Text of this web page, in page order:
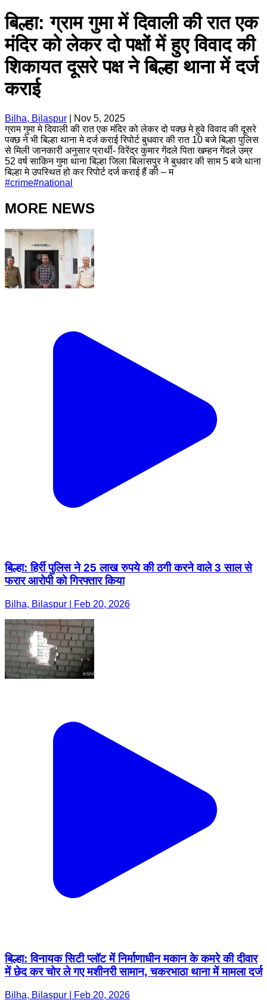
बिल्हा: ग्राम गुमा में दिवाली की रात एक
मंदिर को लेकर दो पक्षों में हुए विवाद की
शिकायत दूसरे पक्ष ने बिल्हा थाना में दर्ज
कराई
Bilha, Bilaspur
Nov 5, 2025
ग्राम गुमा मे दिवाली की रात एक मंदिर को लेकर दो पक्छ मे हुवे विवाद की दूसरे
पक्छ ने भी बिल्हा थाना मे दर्ज कराई रिपोर्ट बुधवार की रात 10 बजे बिल्हा पुलिस
से मिली जानकारी अनुसार प्रार्थी- विरेंद्र कुमार गेंदले पिता खम्हन गेंदले उम्र
52 वर्ष साकिन गुमा थाना बिल्हा जिला बिलासपुर ने बुधवार की साम 5 बजे थाना
बिल्हा मे उपस्थित हो कर रिपोर्ट दर्ज कराई हैं की – म
#crime#national
MORE NEWS
बिल्हा: हिर्री पुलिस ने 25 लाख रुपये की ठगी करने वाले 3 साल से
फरार आरोपी को गिरफ्तार किया
Bilha, Bilaspur | Feb 20, 2026
बिल्हा: विनायक सिटी प्लॉट में निर्माणाधीन मकान के कमरे की दीवार
में छेद कर चोर ले गए मशीनरी सामान, चकरभाठा थाना में मामला दर्ज
Bilha, Bilaspur | Feb 20, 2026